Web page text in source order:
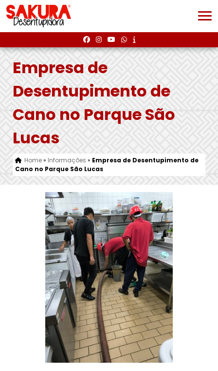
Empresa de
Desentupimento de
Cano no Parque São
Lucas
Home» Informações » Empresa de Desentupimento de
Cano no Parque São Lucas